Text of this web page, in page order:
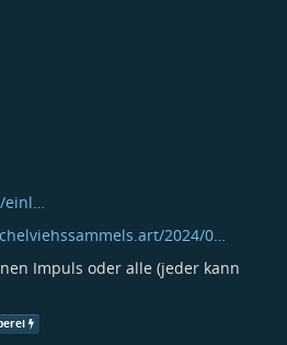
einl…
2024/0…
Impuls oder alle (jeder kann